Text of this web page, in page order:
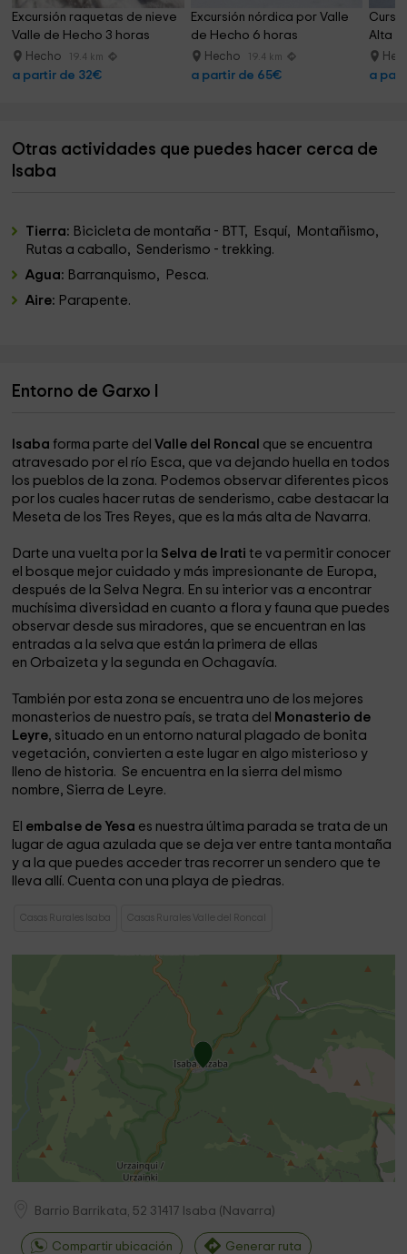
Excursión raquetas de nieve
Valle de Hecho 3 horas
Hecho 19.4 km
a partir de 32€
Excursión nórdica por Valle
de Hecho 6 horas
Hecho 19.4 km
a partir de 65€
Alta
a
Otras actividades que puedes hacer cerca de
Isaba
Tierra: Bicicleta de montaña - BTT, Esquí, Montañismo,
Rutas a caballo, Senderismo - trekking.
Agua: Barranquismo, Pesca.
Aire: Parapente.
Entorno de Garxo I
Isabaforma parte delValle del Roncal que se encuentra
atravesado por el río Esca, que va dejando huella en todos
los pueblos de la zona. Podemos observar diferentes picos
por los cuales hacer rutas de senderismo, cabe destacar la
Meseta de los Tres Reyes, que es la más alta de Navarra.
Darte una vuelta por la Selva de Irati te va permitir conocer
el bosque mejor cuidado y más impresionante de Europa,
después de la Selva Negra. En su interior vas a encontrar
muchísima diversidad en cuanto a flora y fauna que puedes
observar desde sus miradores, que se encuentran en las
entradas a la selva que están la primera de ellas
en Orbaizeta y la segunda en Ochagavía.
También por esta zona se encuentra uno de los mejores
monasterios de nuestro país, se trata del
Monasterio de
Leyre, situado en un entorno natural plagado de bonita
vegetación, convierten a este lugar en algo misterioso y
lleno de historia. Se encuentra en la sierra del mismo
nombre, Sierra de Leyre.
El embalse de Yesa es nuestra última parada se trata de un
lugar de agua azulada que se deja ver entre tanta montaña
y a la que puedes acceder tras recorrer un sendero que te
lleva allí. Cuenta con una playa de piedras.
Casas Rurales Isaba Casas Rurales Valle del Roncal
Barrio Barrikata, 52 31417 Isaba ( Navarra)
Compartir ubicación Generar ruta